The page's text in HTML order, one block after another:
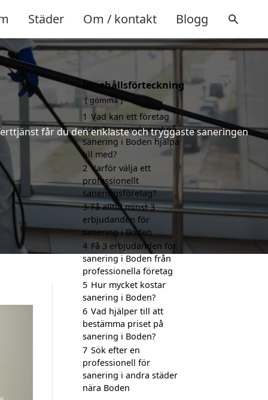
Städer Om / kontakt Blogg
får du den enklaste och tryggaste saneringen
Innehållsförteckning
gömma
1 Vad kan ett företag
som är specialiserat på
sanering i Boden hjälpa
till med?
2 Varför välja ett
professionellt
saneringsföretag?
3 Få alltid minst 3
erbjudanden för
sanering i Boden
4 Få 3 erbjudanden för
sanering i Boden från
professionella företag
5 Hur mycket kostar
sanering i Boden?
6 Vad hjälper till att
bestämma priset på
sanering i Boden?
7 Sök efter en
professionell för
sanering i andra städer
nära Boden